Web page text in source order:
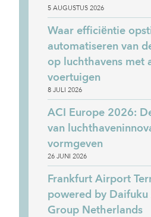
5 AUGUSTUS 2026
Waar efficiëntie
automatiseren van
op luchthavens met
voertuigen
8 JULI 2026
ACI Europe 2026:
van
vormgeven
26 JUNI 2026
Frankfurt Airport
powered by
Group Netherlands